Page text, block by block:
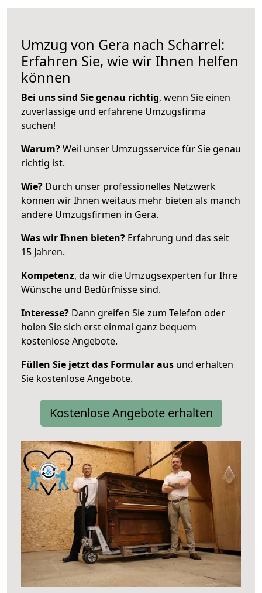
Umzug von Gera nach Scharrel:
Erfahren Sie, wie wir Ihnen helfen
können
Bei uns sind Sie genau richtig, wenn Sie einen
zuverlässige und erfahrene Umzugsfirma
suchen!
Warum?Weil unser Umzugsservice für Sie genau
richtig ist.
Wie? Durch unser professionelles Netzwerk
können wir Ihnen weitaus mehr bieten als manch
andere Umzugsfirmen in Gera.
Was wir Ihnen bieten? Erfahrung und das seit
15 Jahren.
Kompetenz, da wir die Umzugsexperten für Ihre
Wünsche und Bedürfnisse sind.
Interesse? Dann greifen Sie zum Telefon oder
holen Sie sich erst einmal ganz bequem
kostenlose Angebote.
Füllen Sie jetzt das Formular aus und erhalten
Sie kostenlose Angebote.
Kostenlose Angebote erhalten